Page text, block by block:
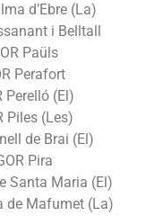
d’Ebre (La)
i Belltall
Paüls
Perafort
Perelló (El)
Piles (Les)
de Brai (El)
Pira
Santa Maria (El)
de Mafumet (La)